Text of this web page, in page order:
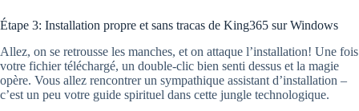
Étape 3: Installation propre et sans tracas de King365 sur Windows
Allez, on se retrousse les manches, et on attaque l’installation! Une fois
votre fichier téléchargé, un double-clic bien senti dessus et la magie
opère. Vous allez rencontrer un sympathique assistant d’installation –
c’est un peu votre guide spirituel dans cette jungle technologique.